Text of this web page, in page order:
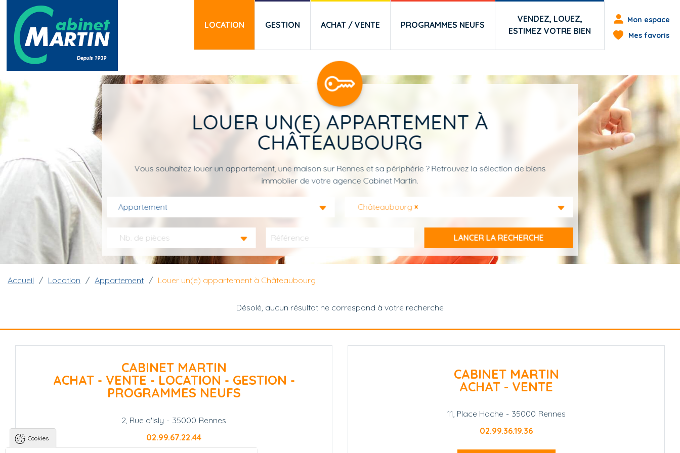
Aller au contenu principal
LOCATION
GESTION ACHAT / VENTE PROGRAMMES NEUFS
VENDEZ, LOUEZ,
ESTIMEZ VOTRE BIEN
Menu
Mon espace
Mes favoris
LOUER UN(E) APPARTEMENT À
CHÂTEAUBOURG
Vous souhaitez louer un appartement, une maison sur Rennes et sa périphérie ? Retrouvez la sélection de biens
immoblier de votre agence Cabinet Martin.
Appartement ×
Châteaubourg
Nb. de pièces
Fil d'Ariane
Accueil Location Appartement Louer un(e) appartement à Châteaubourg
Désolé, aucun résultat ne correspond à votre recherche
CABINET MARTIN
ACHAT - VENTE - LOCATION - GESTION -
PROGRAMMES NEUFS
2, Rue d'Isly - 35000 Rennes
02.99.67.22.44
CABINET MARTIN
ACHAT - VENTE
11, Place Hoche - 35000 Rennes
02.99.36.19.36
Cookies